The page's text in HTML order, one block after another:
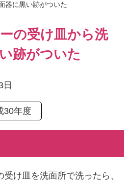
器に黒い跡がついた
ーの受け皿から洗
跡がついた
日
30年度
け皿を洗面所で洗ったら、